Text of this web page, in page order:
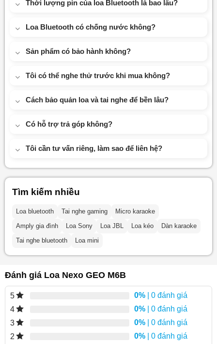
Thời lượng pin của loa Bluetooth là bao lâu?
Loa Bluetooth có chống nước không?
Sản phẩm có bảo hành không?
Tôi có thể nghe thử trước khi mua không?
Cách bảo quản loa và tai nghe để bền lâu?
Có hỗ trợ trả góp không?
Tôi cần tư vấn riêng, làm sao để liên hệ?
Tìm kiếm nhiều
Loa bluetooth Tai nghe gaming
Micro karaoke
Amply gia đình
Loa Sony Loa JBL Loa kéo
Dàn karaoke
Tai nghe bluetooth
Loa mini
Đánh giá Loa Nexo GEO M6B
5 0% | 0 đánh giá
4
0% | 0 đánh giá
3
0% | 0 đánh giá
2
0% | 0 đánh giá